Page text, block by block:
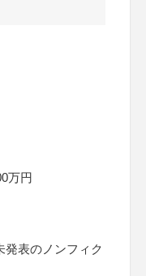
万円
発表のノンフィク